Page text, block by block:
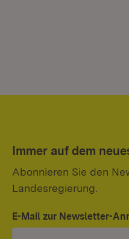
Immer auf dem
Abonnieren Sie den
Landesregierung.
E-Mail zur Newsletter-